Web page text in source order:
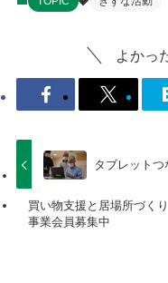
よかっ
タブレット
買い物支援と居場所づく
事業会員募集中